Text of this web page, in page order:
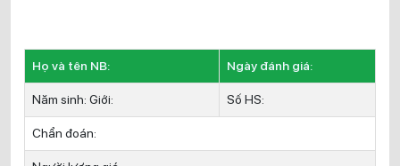
Họ và tên NB: Ngày đánh giá:
Năm sinh: Giới: Số HS:
Chẩn đoán: